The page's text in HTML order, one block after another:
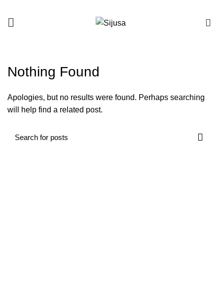
Nothing Found
Apologies, but no results were found. Perhaps searching
will help find a related post.